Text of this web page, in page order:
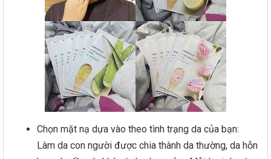
Chọn mặt nạ dựa vào theo tình trạng da của bạn:
Làm da con người được chia thành da thường, da hỗn